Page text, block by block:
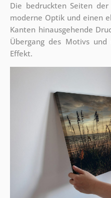
Die bedruckten Seiten
moderne Optik und einen
Kanten hinausgehende
Übergang des Motivs
Effekt.